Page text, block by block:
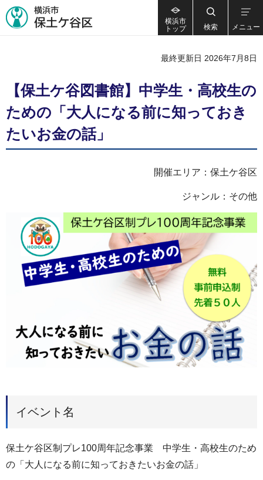
横浜市
トップ
検索 メニュー
最終更新日 2026年7月8日
【保土ケ谷図書館】中学生・高校生の
ための「大人になる前に知っておき
たいお金の話」
開催エリア：保土ケ谷区
ジャンル：その他
イベント名
保土ケ谷区制プレ100周年記念事業 中学生・高校生のため
の「大人になる前に知っておきたいお金の話」